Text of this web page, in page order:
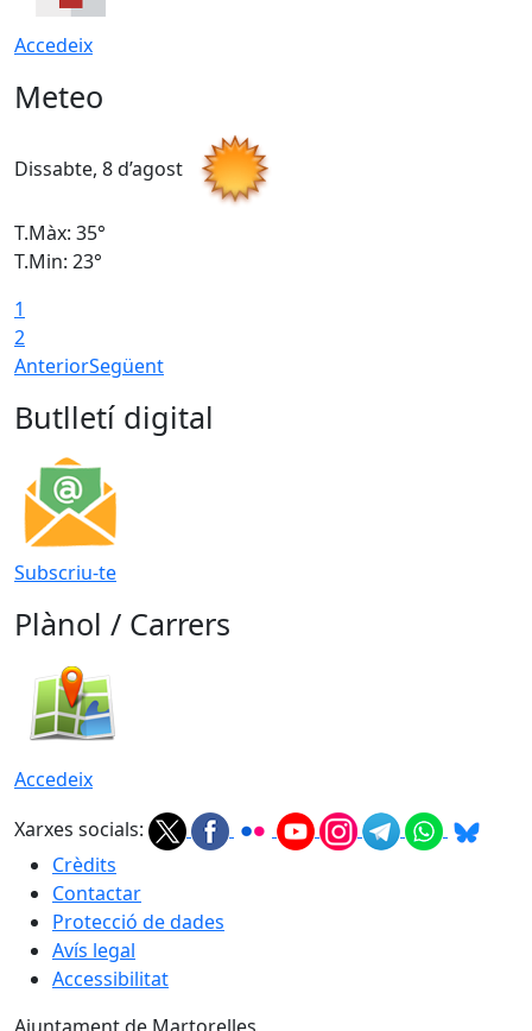
Accedeix
Meteo
Dissabte, 8 d’agost
T.Màx: 35°
T.Min: 23°
1
2
AnteriorSegüent
Butlletí digital
Subscriu-te
Plànol / Carrers
Accedeix
Xarxes socials:
Crèdits
Contactar
Protecció de dades
Avís legal
Accessibilitat